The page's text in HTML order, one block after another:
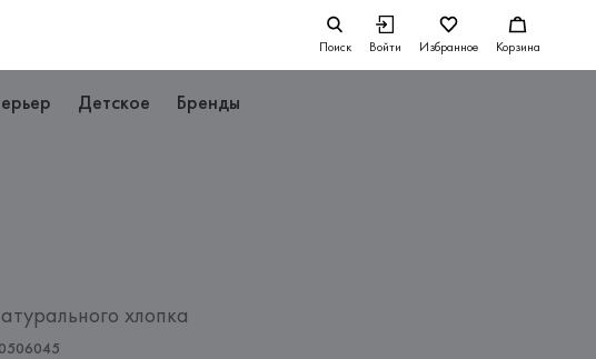
Поиск Войти Избранное Корзина
Детское Бренды
хлопка